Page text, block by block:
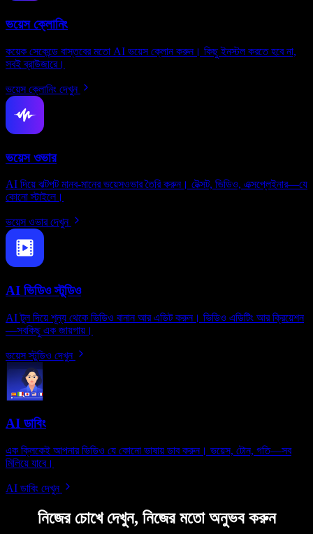
ভয়েস ক্লোনিং
কয়েক সেকেন্ডে বাস্তবের মতো AI ভয়েস ক্লোন করুন। কিছু ইনস্টল করতে হবে না,
সবই ব্রাউজারে।
ভয়েস ক্লোনিং দেখুন
ভয়েস ওভার
AI দিয়ে ঝটপট মানব-মানের ভয়েসওভার তৈরি করুন। টেক্সট, ভিডিও, এক্সপ্লেইনার—যে
কোনো স্টাইলে।
ভয়েস ওভার দেখুন
AI ভিডিও স্টুডিও
AI টুল দিয়ে শূন্য থেকে ভিডিও বানান আর এডিট করুন। ভিডিও এডিটিং আর ক্রিয়েশন
—সবকিছু এক জায়গায়।
ভয়েস স্টুডিও দেখুন
AI ডাবিং
এক ক্লিকেই আপনার ভিডিও যে কোনো ভাষায় ডাব করুন। ভয়েস, টোন, গতি—সব
মিলিয়ে যাবে।
AI ডাবিং দেখুন
নিজের চোখে দেখুন, নিজের মতো অনুভব করুন